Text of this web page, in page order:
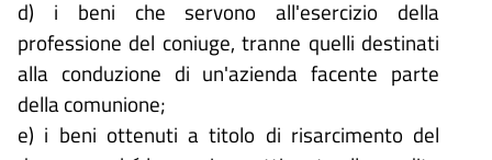
d) i beni che servono all'esercizio della
professione del coniuge, tranne quelli destinati
alla conduzione di un'azienda facente parte
della comunione;
e) i beni ottenuti a titolo di risarcimento del